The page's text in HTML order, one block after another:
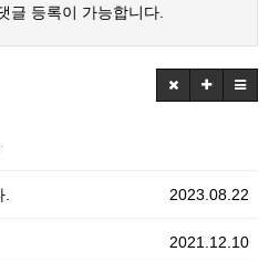
글 등록이 가능합니다.
2023.08.22
2021.12.10